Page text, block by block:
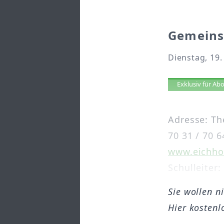
Dienstag,
Artikel
Exklusiv für
Adresse:
70 31 / 70
Schulleiter:
Sie wollen
Hier